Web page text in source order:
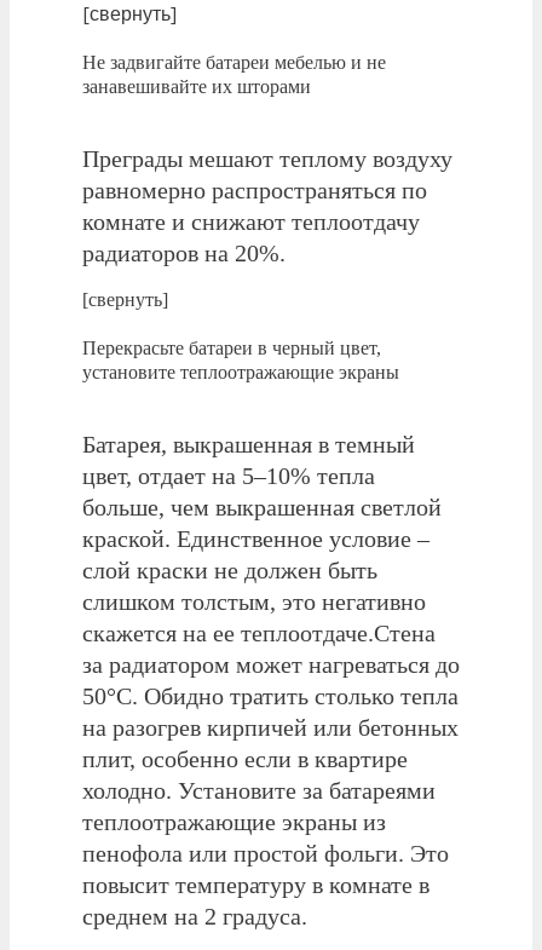
[свернуть]
Не задвигайте батареи мебелью и не
занавешивайте их шторами
Преграды мешают теплому воздуху
равномерно распространяться по
комнате и снижают теплоотдачу
радиаторов на 20%.
[свернуть]
Перекрасьте батареи в черный цвет,
установите теплоотражающие экраны
Батарея, выкрашенная в темный
цвет, отдает на 5–10% тепла
больше, чем выкрашенная светлой
краской. Единственное условие –
слой краски не должен быть
слишком толстым, это негативно
скажется на ее теплоотдаче.Стена
за радиатором может нагреваться до
50°С. Обидно тратить столько тепла
на разогрев кирпичей или бетонных
плит, особенно если в квартире
холодно. Установите за батареями
теплоотражающие экраны из
пенофола или простой фольги. Это
повысит температуру в комнате в
среднем на 2 градуса.